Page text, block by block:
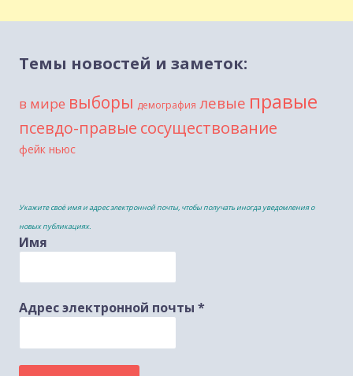
Темы новостей и заметок:
в мире выборы демография левые правые
псевдо-правые сосуществование
фейк ньюс
Укажите своё имя и адрес электронной почты, чтобы получать иногда уведомления о
новых публикациях.
Имя
Адрес электронной почты *